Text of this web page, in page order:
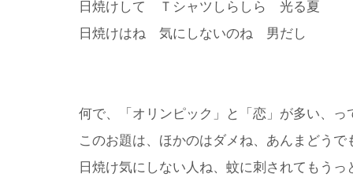
日焼けして Ｔシャツしらしら 光る夏
日焼けはね 気にしないのね 男だし
何で、「オリンピック」と「恋」が多い、っ
このお題は、ほかのはダメね、あんまどうで
日焼け気にしない人ね、蚊に刺されてもう